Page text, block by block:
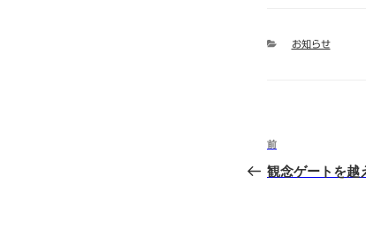
カ
お知らせ
投
稿
前
の
前
観念ゲートを越